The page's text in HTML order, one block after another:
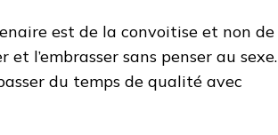
est de la convoitise et non de
et l’embrasser sans penser au sexe.
du temps de qualité avec